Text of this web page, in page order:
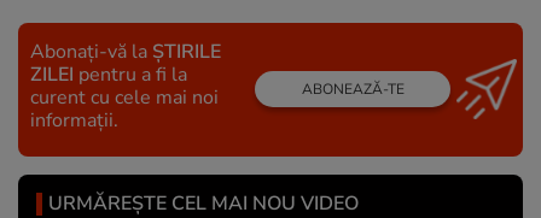
Abonați-vă la ȘTIRILE
ZILEI pentru a fi la
curent cu cele mai noi
informații.
ABONEAZĂ-TE
URMĂREȘTE CEL MAI NOU VIDEO